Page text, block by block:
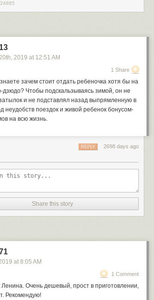
th, 2019 at 12:51 AM
1 Share
зачем стоит отдать ребеночка хотя бы на
дзюдо? Чтобы подскальзываясь зимой, он не
и не подставлял назад выпрямленную в
неудобств поездок и живой ребенок бонусом-
на всю жизнь.
2698 days ago
REPLY
Share this story
at 8:05 AM
1 Comment
Очень дешевый, прост в приготовлении,
Рекомендую!